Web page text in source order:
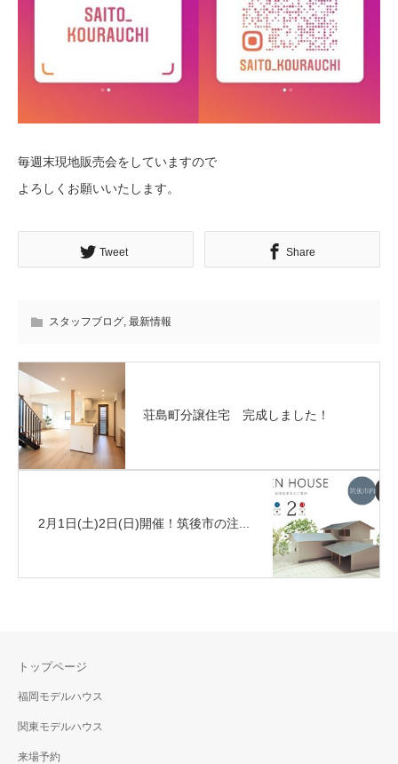
毎週末現地販売会をしていますので
よろしくお願いいたします。
Tweet Share
スタッフブログ 最新情報
荘島町分譲住宅 完成しました！
2月1日(土)2日(日)開催！筑後市の注...
トップページ
福岡モデルハウス
関東モデルハウス
来場予約